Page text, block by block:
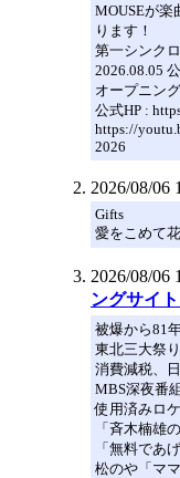
MOUSEが楽
ります！
第一シンク
2026.08.05
オープニン
公式HP :
https://
2026
2026/08/06
Gifts
愛をこめて
2026/08/06
ングサイ
被爆から81
東北三大祭
消費減税、
MBS深夜番
使用済みロ
「斉木楠雄
「無料であ
松のや「マ